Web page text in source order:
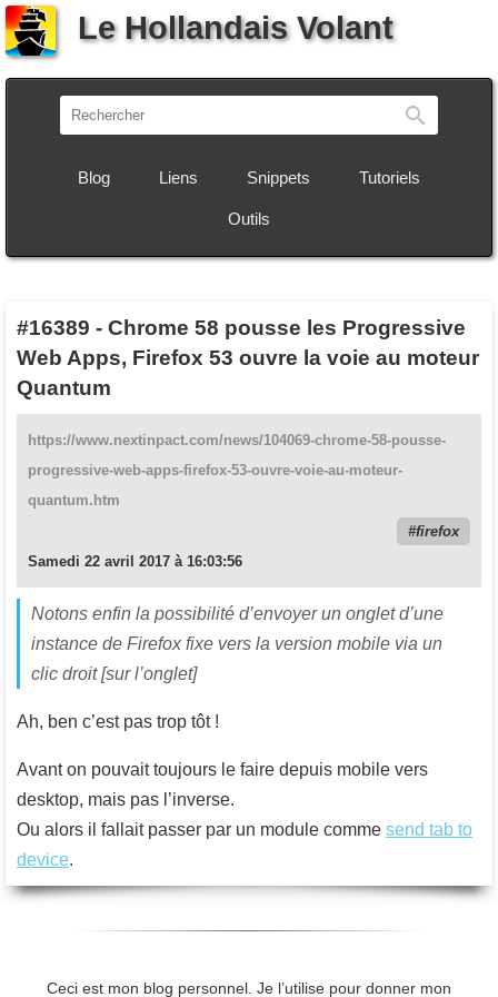
Le Hollandais Volant
Blog Liens Snippets Tutoriels
Outils
#16389 - Chrome 58 pousse les Progressive
Web Apps, Firefox 53 ouvre la voie au moteur
Quantum
https://www.nextinpact.com/news/104069-chrome-58-pousse-
progressive-web-apps-firefox-53-ouvre-voie-au-moteur-
quantum.htm
firefox
Samedi 22 avril 2017 à 16:03:56
Notons enfin la possibilité d’envoyer un onglet d’une
instance de Firefox fixe vers la version mobile via un
clic droit [sur l’onglet]
Ah, ben c’est pas trop tôt !
Avant on pouvait toujours le faire depuis mobile vers
desktop, mais pas l’inverse.
Ou alors il fallait passer par un module comme send tab to
device.
Ceci est mon blog personnel. Je l’utilise pour donner mon